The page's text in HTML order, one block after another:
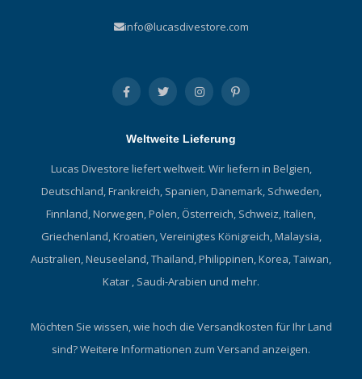
info@lucasdivestore.com
Weltweite Lieferung
Lucas Divestore liefert weltweit. Wir liefern in Belgien,
Deutschland, Frankreich, Spanien, Dänemark, Schweden,
Finnland, Norwegen, Polen, Österreich, Schweiz, Italien,
Griechenland, Kroatien, Vereinigtes Königreich, Malaysia,
Australien, Neuseeland, Thailand, Philippinen, Korea, Taiwan,
Katar , Saudi-Arabien und mehr.
Möchten Sie wissen, wie hoch die Versandkosten für Ihr Land
sind?Weitere Informationen zum Versand anzeigen.